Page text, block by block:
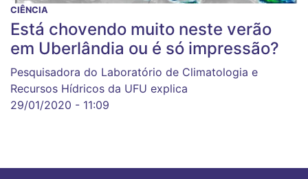
CIÊNCIA
Está chovendo muito neste verão
em Uberlândia ou é só impressão?
Pesquisadora do Laboratório de Climatologia e
Recursos Hídricos da UFU explica
29/01/2020 - 11:09